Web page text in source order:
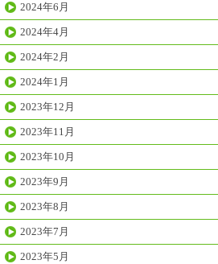
2024年6月
2024年4月
2024年2月
2024年1月
2023年12月
2023年11月
2023年10月
2023年9月
2023年8月
2023年7月
2023年5月